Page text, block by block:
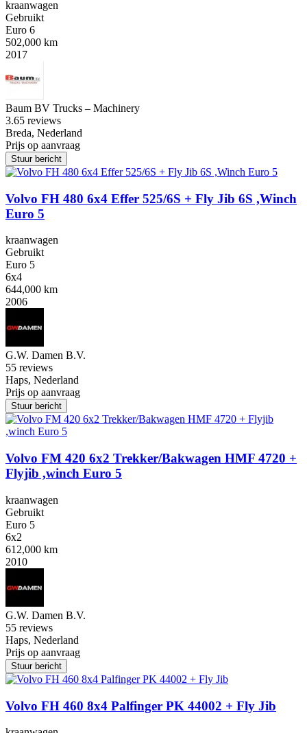
kraanwagen
Gebruikt
Euro 6
502,000 km
2017
Baum BV Trucks – Machinery
3.65 reviews
Breda, Nederland
Prijs op aanvraag
Stuur bericht
Volvo FH 480 6x4 Effer 525/6S + Fly Jib 6S ,Winch
Euro 5
kraanwagen
Gebruikt
Euro 5
6x4
644,000 km
2006
G.W. Damen B.V.
55 reviews
Haps, Nederland
Prijs op aanvraag
Stuur bericht
Volvo FM 420 6x2 Trekker/Bakwagen HMF 4720 +
Flyjib ,winch Euro 5
kraanwagen
Gebruikt
Euro 5
6x2
612,000 km
2010
G.W. Damen B.V.
55 reviews
Haps, Nederland
Prijs op aanvraag
Stuur bericht
Volvo FH 460 8x4 Palfinger PK 44002 + Fly Jib